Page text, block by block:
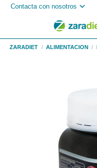
Contacta con nosotros
ZARADIET ALIMENTACION